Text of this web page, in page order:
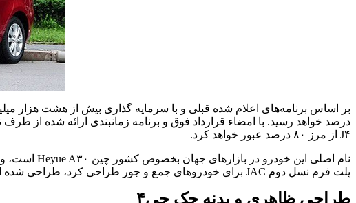
درصد خواهد رسید. با امضاء قرارداد فوق و برنامه زمانبندی ارائه شده از
J۴ از مرز ۸۰ درصد عبور خواهد کرد.
پلت فرم نسل دوم JAC برای خودرو‌های جمع و جور طراحی کرد، طراحی شده است.
طراحی ظاهری و بدنه جک جی۴